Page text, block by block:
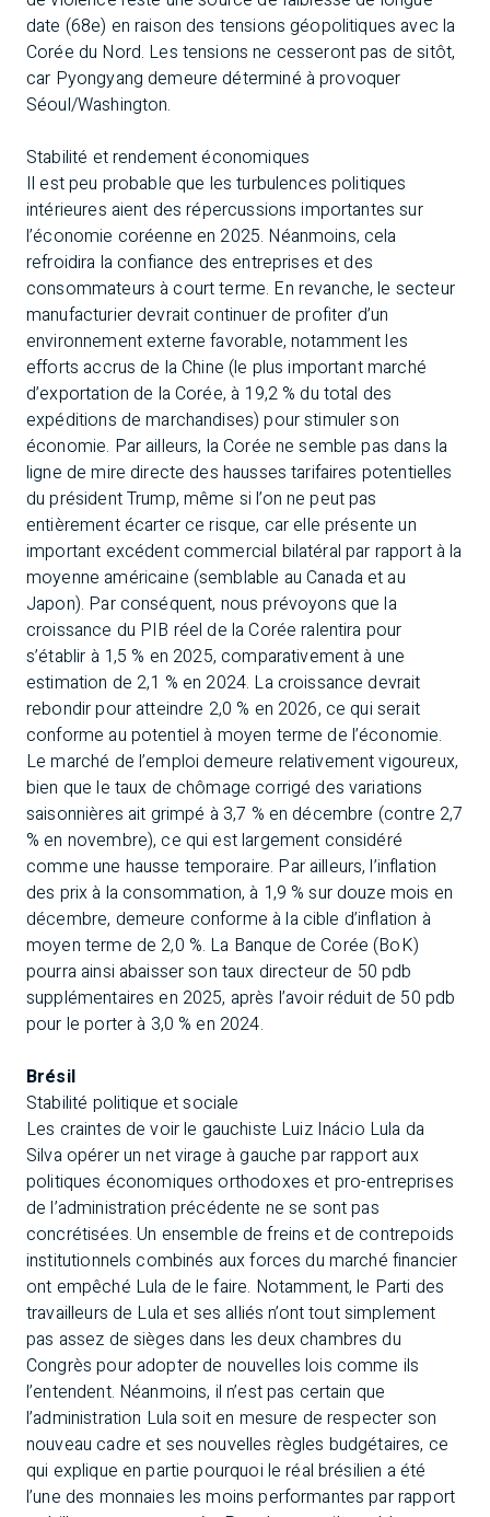
date (68e) en raison des tensions géopolitiques avec la
Corée du Nord. Les tensions ne cesseront pas de sitôt,
car Pyongyang demeure déterminé à provoquer
Séoul/Washington.
Stabilité et rendement économiques
Il est peu probable que les turbulences politiques
intérieures aient des répercussions importantes sur
l’économie coréenne en 2025. Néanmoins, cela
refroidira la confiance des entreprises et des
consommateurs à court terme. En revanche, le secteur
manufacturier devrait continuer de profiter d’un
environnement externe favorable, notamment les
efforts accrus de la Chine (le plus important marché
d’exportation de la Corée, à 19,2 % du total des
expéditions de marchandises) pour stimuler son
économie. Par ailleurs, la Corée ne semble pas dans la
ligne de mire directe des hausses tarifaires potentielles
du président Trump, même si l’on ne peut pas
entièrement écarter ce risque, car elle présente un
important excédent commercial bilatéral par rapport à la
moyenne américaine (semblable au Canada et au
Japon). Par conséquent, nous prévoyons que la
croissance du PIB réel de la Corée ralentira pour
s’établir à 1,5 % en 2025, comparativement à une
estimation de 2,1 % en 2024. La croissance devrait
rebondir pour atteindre 2,0 % en 2026, ce qui serait
conforme au potentiel à moyen terme de l’économie.
Le marché de l’emploi demeure relativement vigoureux,
bien que le taux de chômage corrigé des variations
saisonnières ait grimpé à 3,7 % en décembre (contre 2,7
% en novembre), ce qui est largement considéré
comme une hausse temporaire. Par ailleurs, l’inflation
des prix à la consommation, à 1,9 % sur douze mois en
décembre, demeure conforme à la cible d’inflation à
moyen terme de 2,0 %. La Banque de Corée (BoK)
pourra ainsi abaisser son taux directeur de 50 pdb
supplémentaires en 2025, après l’avoir réduit de 50 pdb
pour le porter à 3,0 % en 2024.
Brésil
Stabilité politique et sociale
Les craintes de voir le gauchiste Luiz Inácio Lula da
Silva opérer un net virage à gauche par rapport aux
politiques économiques orthodoxes et pro-entreprises
de l’administration précédente ne se sont pas
concrétisées. Un ensemble de freins et de contrepoids
institutionnels combinés aux forces du marché financier
ont empêché Lula de le faire. Notamment, le Parti des
travailleurs de Lula et ses alliés n’ont tout simplement
pas assez de sièges dans les deux chambres du
Congrès pour adopter de nouvelles lois comme ils
l’entendent. Néanmoins, il n’est pas certain que
l’administration Lula soit en mesure de respecter son
nouveau cadre et ses nouvelles règles budgétaires, ce
qui explique en partie pourquoi le réal brésilien a été
l’une des monnaies les moins performantes par rapport